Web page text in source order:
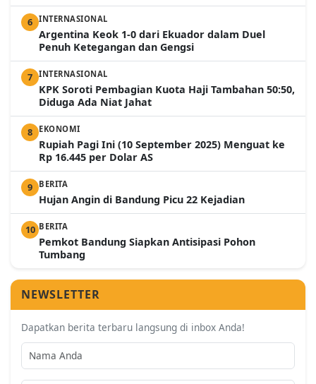
6 INTERNASIONAL
Argentina Keok 1-0 dari Ekuador dalam Duel
Penuh Ketegangan dan Gengsi
7 INTERNASIONAL
KPK Soroti Pembagian Kuota Haji Tambahan 50:50,
Diduga Ada Niat Jahat
8 EKONOMI
Rupiah Pagi Ini (10 September 2025) Menguat ke
Rp 16.445 per Dolar AS
9 BERITA
Hujan Angin di Bandung Picu 22 Kejadian
10 BERITA
Pemkot Bandung Siapkan Antisipasi Pohon
Tumbang
NEWSLETTER
Dapatkan berita terbaru langsung di inbox Anda!